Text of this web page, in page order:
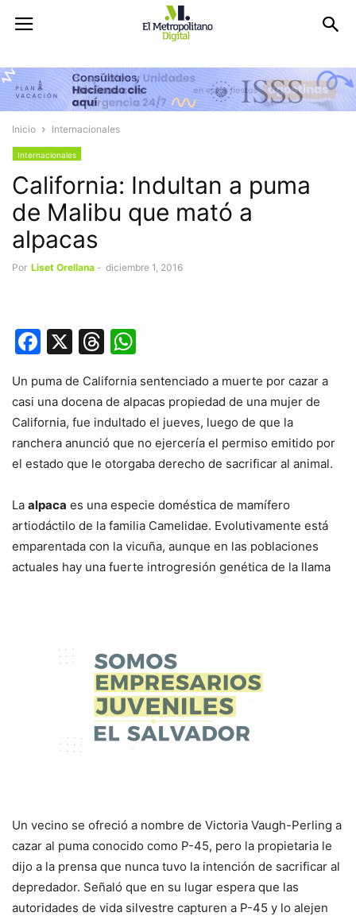
Inicio Internacionales
Internacionales
California: Indultan a puma
de Malibu que mató a
alpacas
Por Liset Orellana - diciembre 1, 2016
Facebook
X Threads
Un puma de California sentenciado a muerte por cazar a
casi una docena de alpacas propiedad de una mujer de
California, fue indultado el jueves, luego de que la
ranchera anunció que no ejercería el permiso emitido por
el estado que le otorgaba derecho de sacrificar al animal.
La alpaca es una especie doméstica de mamífero
artiodáctilo de la familia Camelidae. Evolutivamente está
emparentada con la vicuña, aunque en las poblaciones
actuales hay una fuerte introgresión genética de la llama
Un vecino se ofreció a nombre de Victoria Vaugh-Perling a
cazar al puma conocido como P-45, pero la propietaria le
dijo a la prensa que nunca tuvo la intención de sacrificar al
depredador. Señaló que en su lugar espera que las
autoridades de vida silvestre capturen a P-45 y lo alejen